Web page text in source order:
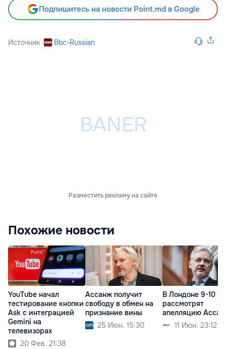
Подпишитесь на новости Point.md в Google
Источник Bbc-Russian
Разместить рекламу на сайте
Похожие новости
YouTube начал
тестирование кнопки
Ask с интеграцией
Gemini на
телевизорах
20 Фев. 21:38
Ассанж получит
свободу в обмен на
признание вины
25 Июн. 15:30
В Лондоне 9-10
рассмотрят
апелляцию
11 Июн. 23:12